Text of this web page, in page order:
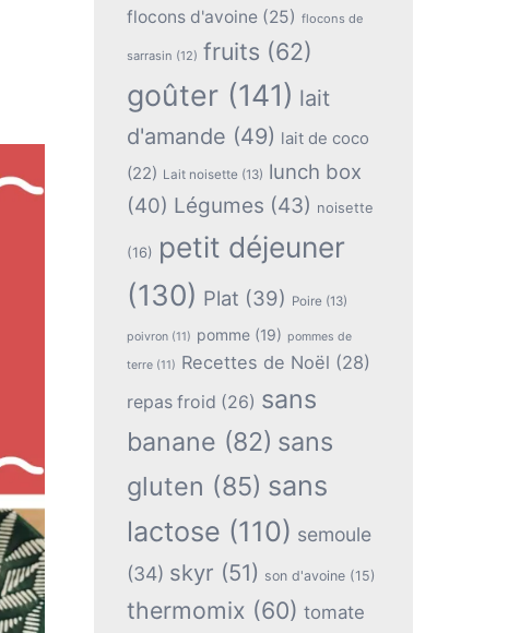
flocons d'avoine(25) flocons de
sarrasin (12) fruits (62)
goûter(141) lait
d'amande (49) lait de coco
(22) Lait noisette (13) lunch box
(40) Légumes (43) noisette
(16) petit déjeuner
(130) Plat (39) Poire (13)
poivron(11) pomme(19) pommes de
terre(11) Recettes de Noël (28)
repas froid (26) sans
banane (82) sans
gluten (85) sans
lactose (110) semoule
(34) skyr (51) son d'avoine(15)
thermomix (60) tomate